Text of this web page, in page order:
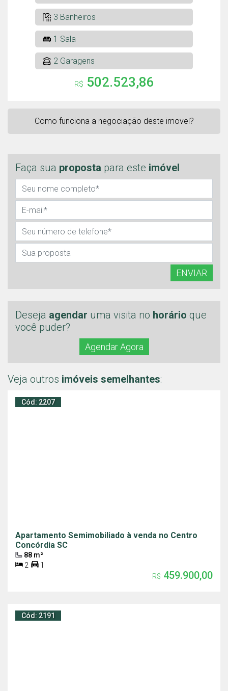
Faça sua proposta para este imóvel
ENVIAR
Deseja agendar uma visita no horário que
você puder?
Agendar Agora
3 Banheiros
1 Sala
2 Garagens
R$ 502.523,86
Como funciona a negociação deste imovel?
Veja outros imóveis semelhantes:
Cód: 2207
Apartamento Semimobiliado à venda no Centro
Concórdia SC
88 m²
2
1
R$ 459.900,00
Cód: 2191